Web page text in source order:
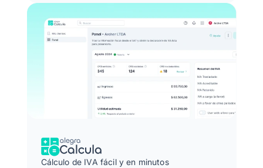
Cálculo de IVA fácil y en minutos